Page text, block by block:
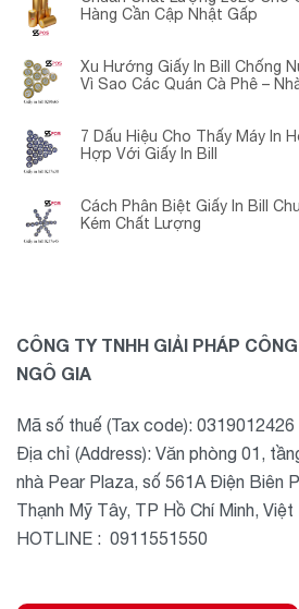
Hàng Cần Cập Nhật Gấp
Xu Hướng Giấy In Bill Chống
Vì Sao Các Quán Cà Phê –
7 Dấu Hiệu Cho Thấy Máy In
Hợp Với Giấy In Bill
Cách Phân Biệt Giấy In Bill
Kém Chất Lượng
CÔNG TY TNHH GIẢI PHÁP
NGÔ GIA
Mã số thuế (Tax code): 0319012426
Địa chỉ (Address): Văn phòng 01,
nhà Pear Plaza, số 561A Điện Biên
Thạnh Mỹ Tây, TP Hồ Chí Minh, Việt
HOTLINE : 0911551550